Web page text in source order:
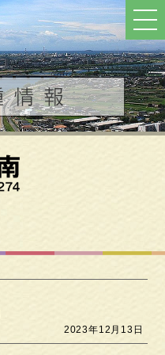
2023年12月13日